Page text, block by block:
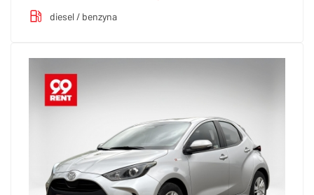
diesel / benzyna